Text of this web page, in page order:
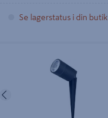
Se lagerstatus i din butik